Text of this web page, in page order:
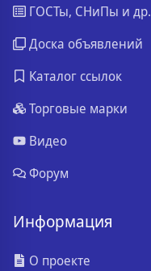
ГОСТы, СНиПы и др.
Доска объявлений
Каталог ссылок
Торговые марки
Видео
Форум
Информация
О проекте